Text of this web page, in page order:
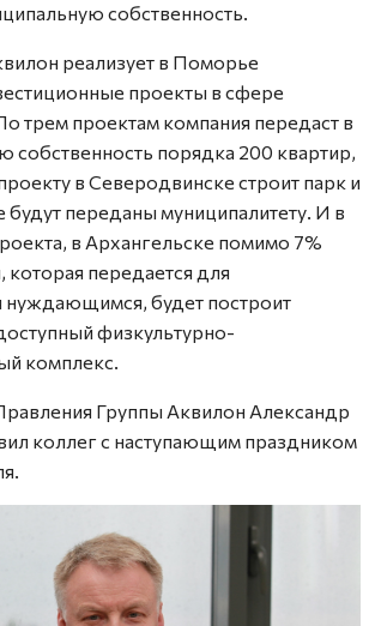
собственность.
реализует в Поморье
проекты в сфере
трем проектам компания передаст в
собственность порядка 200 квартир,
в Северодвинске строит парк и
будут переданы муниципалитету. И в
в Архангельске помимо 7%
передается для
нуждающимся, будет построит
физкультурно-
комплекс.
Группы Аквилон Александр
коллег с наступающим праздником